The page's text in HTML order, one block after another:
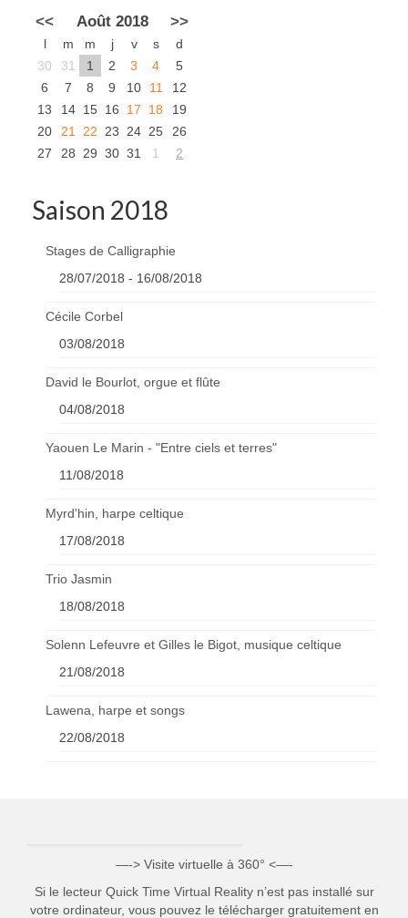
<< Août 2018 >>
l m m j v s
d
30
31 1 2 3 4
5
6
7 8 9 10 11
12
13
14 15 16 17 18
19
20
21 22 23 24 25
26
27
28 29 30 31 1 2
Saison 2018
Stages de Calligraphie
28/07/2018 - 16/08/2018
Cécile Corbel
03/08/2018
David le Bourlot, orgue et flûte
04/08/2018
Yaouen Le Marin - "Entre ciels et terres"
11/08/2018
Myrd'hin, harpe celtique
17/08/2018
Trio Jasmin
18/08/2018
Solenn Lefeuvre et Gilles le Bigot, musique celtique
21/08/2018
Lawena, harpe et songs
22/08/2018
—-> Visite virtuelle à 360° <—-
Si le lecteur Quick Time Virtual Reality n’est pas installé sur
votre ordinateur, vous pouvez le télécharger gratuitement en